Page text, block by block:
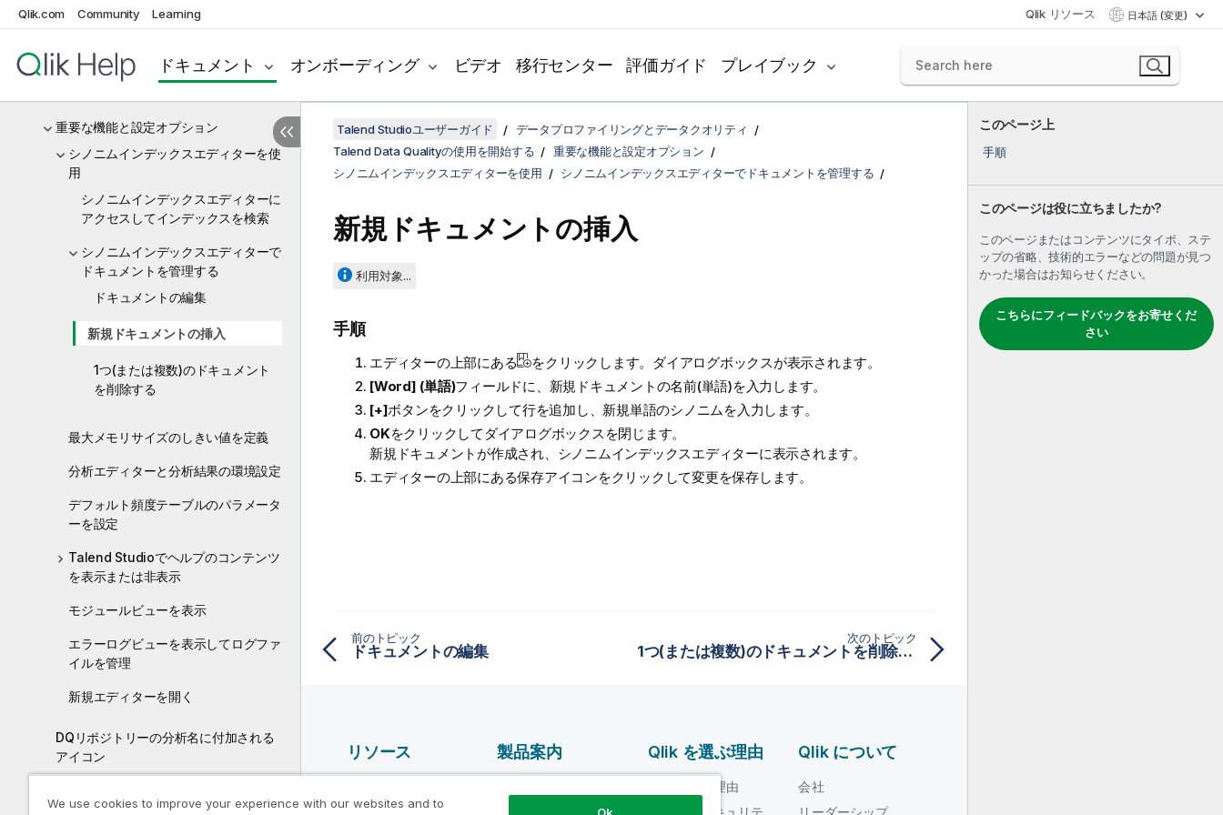
Qlik.com Community Learning Qlik リソース 日本語 (変更)
ドキュメント オンボーディング ビデオ 移行センター 評価ガイド プレイブック
Talend Data Qualityの使用を開始する
データクオリティのデモプロジェクトを
重要な機能と設定オプション
シノニムインデックスエディターを使
用
シノニムインデックスエディターに
アクセスしてインデックスを検索
シノニムインデックスエディターで
ドキュメントを管理する
ドキュメントの編集
新規ドキュメントの挿入
1つ(または複数)のドキュメント
を削除する
最大メモリサイズのしきい値を定義
分析エディターと分析結果の環境設定
デフォルト頻度テーブルのパラメータ
ーを設定
Talend Studioでヘルプのコンテンツ
を表示または非表示
モジュールビューを表示
エラーログビューを表示してログファ
イルを管理
新規エディターを開く
DQリポジトリーの分析名に付加される
アイコン
データソースへの接続の設定
このページ上
手順
このページは役に立ちましたか?
このページまたはコンテンツにタイポ、ステ
ップの省略、技術的エラーなどの問題が見つ
かった場合はお知らせください。
こちらにフィードバックをお寄せくだ
さい
Talend Studioユーザーガイド
データプロファイリングとデータクオリティ
Talend Data Qualityの使用を開始する
重要な機能と設定オプション
シノニムインデックスエディターを使用
シノニムインデックスエディターでドキュメントを管理する
新規ドキュメントの挿入
利用対象...
手順
エディターの上部にある
をクリックします。ダイアログボックスが表示されます。
[Word] (単語)フィールドに、新規ドキュメントの名前(単語)を入力します。
[+]ボタンをクリックして行を追加し、新規単語のシノニムを入力します。
OKをクリックしてダイアログボックスを閉じます。
新規ドキュメントが作成され、シノニムインデックスエディターに表示されます。
エディターの上部にある保存アイコンをクリックして変更を保存します。
前のトピック
ドキュメントの編集
次のトピック
1つ(または複数)のドキュメントを削除する
リソース
Qlik Developer
製品案内
品質
Qlik を選ぶ理由
Qlik を選ぶ理由
信頼性とセキュリテ
Qlik について
会社
リーダーシップ
We use cookies to improve your experience with our websites and to